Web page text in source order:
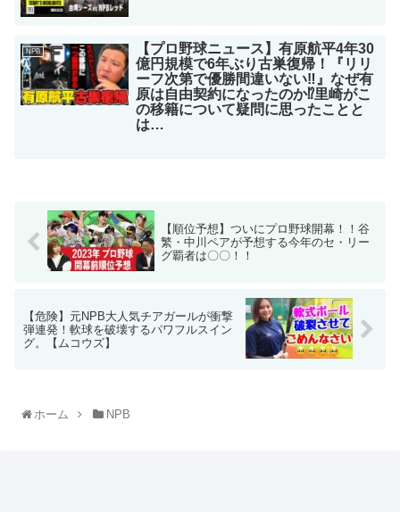
NPB
【プロ野球ニュース】有原航平4年30
億円規模で6年ぶり古巣復帰！『リリ
ーフ次第で優勝間違いない‼︎』なぜ有
原は自由契約になったのか⁉︎里崎がこ
の移籍について疑問に思ったことと
は…
【順位予想】ついにプロ野球開幕！！谷
繁・中川ペアが予想する今年のセ・リー
グ覇者は〇〇！！
【危険】元NPB大人気チアガールが衝撃
弾連発！軟球を破壊するパワフルスイン
グ。【ムコウズ】
ホーム NPB